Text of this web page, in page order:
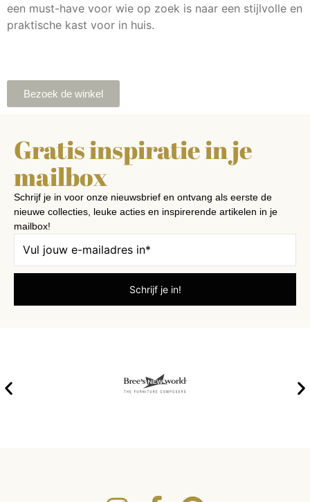
een must-have voor wie op zoek is naar een stijlvolle en
praktische kast voor in huis.
Bezoek de winkel
Gratis inspiratie in je
mailbox
Schrijf je in voor onze nieuwsbrief en ontvang als eerste de
nieuwe collecties, leuke acties en inspirerende artikelen in je
mailbox!